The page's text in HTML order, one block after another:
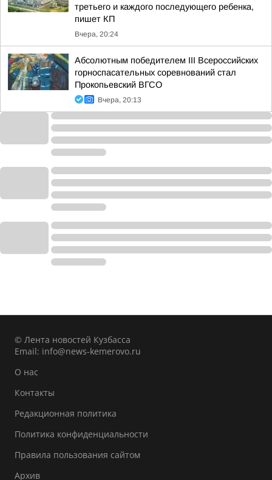
третьего и каждого последующего ребенка,
пишет КП
Вчера, 20:24
Абсолютным победителем III Всероссийских
горноспасательных соревнований стал
Прокопьевский ВГСО
Вчера, 20:13
© Лента новостей Кузбасса
Email: info@news-kemerovo.ru
О нас
Контакты
Редакционная политика
Политика конфиденциальности
Правила пользования сайтом
Архив